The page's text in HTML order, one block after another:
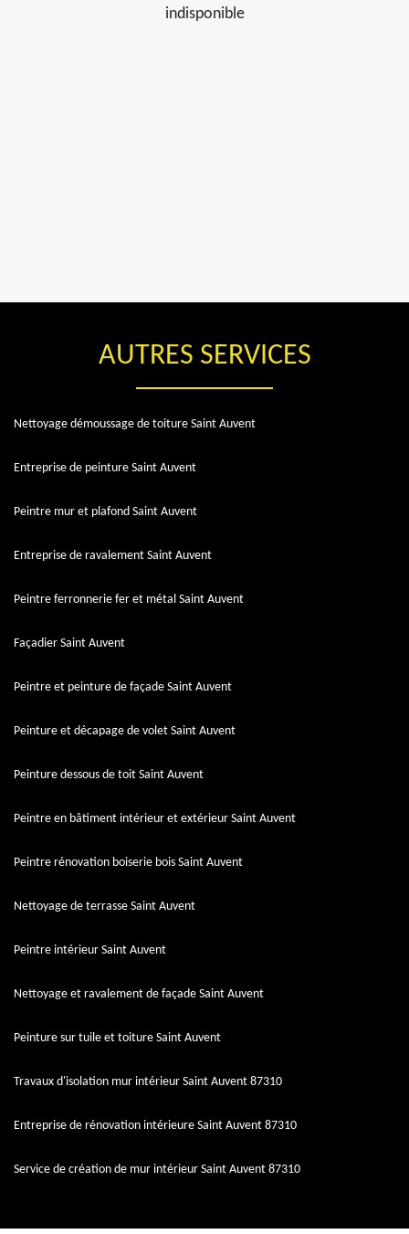
indisponible
AUTRES SERVICES
Nettoyage démoussage de toiture Saint Auvent
Entreprise de peinture Saint Auvent
Peintre mur et plafond Saint Auvent
Entreprise de ravalement Saint Auvent
Peintre ferronnerie fer et métal Saint Auvent
Façadier Saint Auvent
Peintre et peinture de façade Saint Auvent
Peinture et décapage de volet Saint Auvent
Peinture dessous de toit Saint Auvent
Peintre en bâtiment intérieur et extérieur Saint Auvent
Peintre rénovation boiserie bois Saint Auvent
Nettoyage de terrasse Saint Auvent
Peintre intérieur Saint Auvent
Nettoyage et ravalement de façade Saint Auvent
Peinture sur tuile et toiture Saint Auvent
Travaux d'isolation mur intérieur Saint Auvent 87310
Entreprise de rénovation intérieure Saint Auvent 87310
Service de création de mur intérieur Saint Auvent 87310